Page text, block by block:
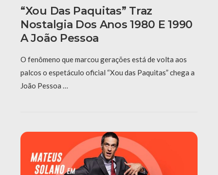
“Xou Das Paquitas” Traz
Nostalgia Dos Anos 1980 E 1990
A João Pessoa
O fenômeno que marcou gerações está de volta aos
palcos o espetáculo oficial “Xou das Paquitas” chega a
João Pessoa …